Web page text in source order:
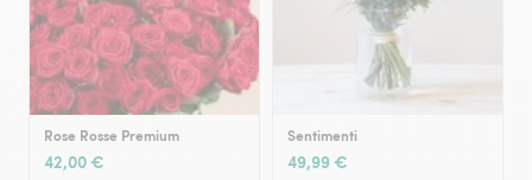
Rose Rosse Premium
42,00 €
Sentimenti
49,99 €